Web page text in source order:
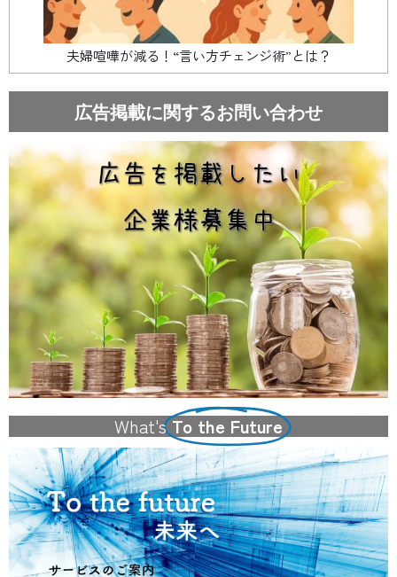
夫婦喧嘩が減る！“言い方チェンジ術”とは？
広告掲載に関するお問い合わせ
What's To the Future